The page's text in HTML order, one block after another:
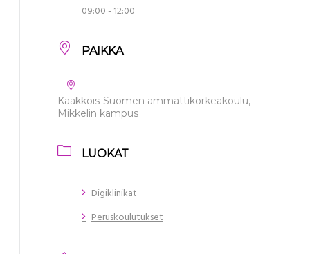
09:00 - 12:00
PAIKKA
Kaakkois-Suomen ammattikorkeakoulu,
Mikkelin kampus
LUOKAT
Digiklinikat
Peruskoulutukset